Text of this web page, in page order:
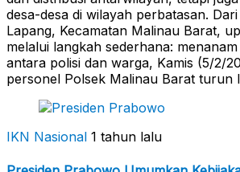
desa-desa di wilayah perbatasan.
Lapang, Kecamatan Malinau Barat,
melalui langkah sederhana:
antara polisi dan warga, Kamis (5/2/
personel Polsek Malinau Barat turun
IKN Nasional 1 tahun lalu